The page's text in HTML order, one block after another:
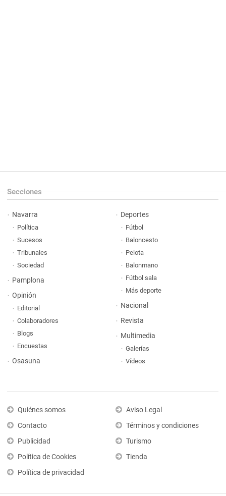
Secciones
Navarra
Política
Sucesos
Tribunales
Sociedad
Pamplona
Opinión
Editorial
Colaboradores
Blogs
Encuestas
Osasuna
Deportes
Fútbol
Baloncesto
Pelota
Balonmano
Fútbol sala
Más deporte
Nacional
Revista
Multimedia
Galerías
Vídeos
Quiénes somos
Contacto
Publicidad
Política de Cookies
Política de privacidad
Aviso Legal
Términos y condiciones
Turismo
Tienda